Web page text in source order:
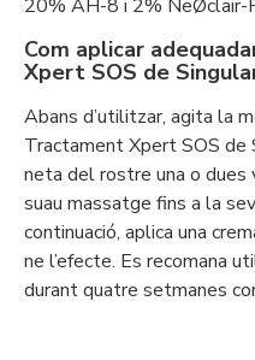
20% AH-8 i 2%
Com aplicar
Xpert SOS de
Abans d’utilitzar, agita la
Tractament Xpert SOS
neta del rostre una o dues
suau massatge fins a la
continuació, aplica una
ne l’efecte. Es recomana
durant quatre setmanes